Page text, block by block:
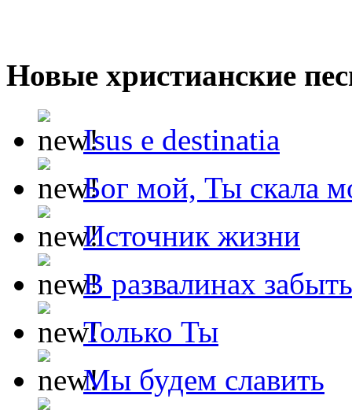
Новые христианские
Isus e destinatia
Бог мой, Ты скала
Источник жизни
В развалинах
Только Ты
Мы будем славить